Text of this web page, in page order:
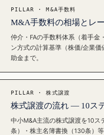
PILLAR · M&A手数料
M&A手数料の相場とレ
仲介・FAの手数料体系（着手金
ン方式の計算基準（株価/企業
助金まで。
PILLAR · 株式譲渡
株式譲渡の流れ — 10ス
中小M&A主流の株式譲渡を10
条）・株主名簿書換（130条）